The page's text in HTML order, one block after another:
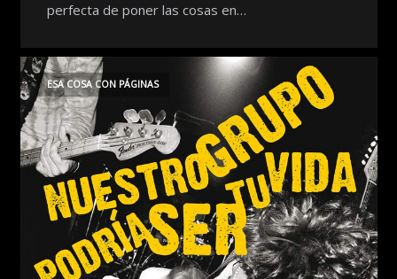
perfecta de poner las cosas en…
ESA COSA CON PÁGINAS